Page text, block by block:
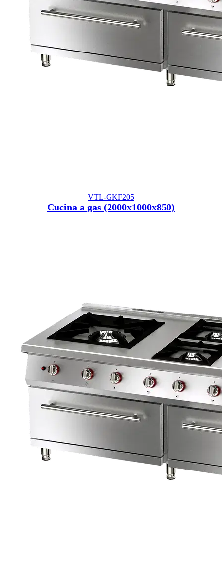
VTL-GKF205
Cucina a gas (2000x1000x850)